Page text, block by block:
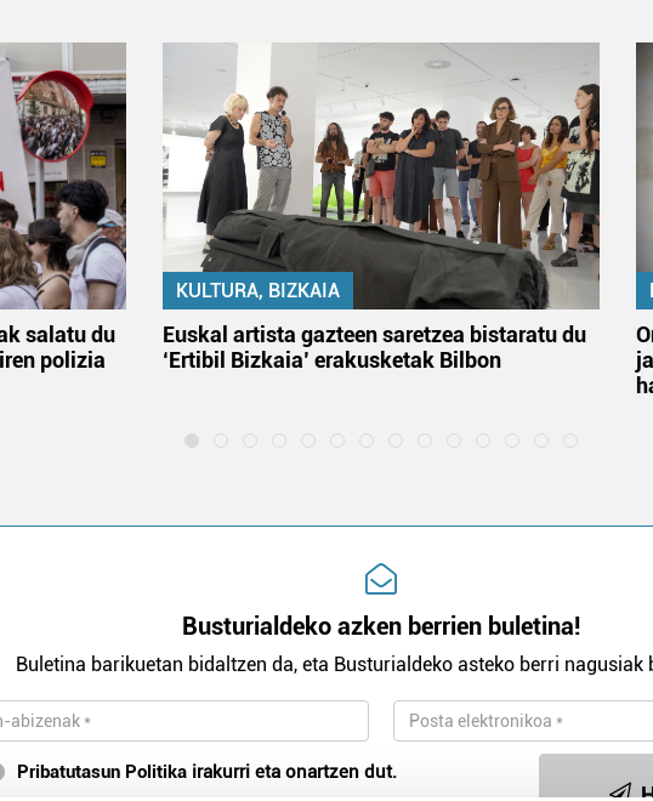
salatu du
polizia
KULTURA, BIZKAIA
Euskal artista gazteen saretzea bistaratu du
‘Ertibil Bizkaia’ erakusketak Bilbon
Busturialdeko azken berrien buletina!
Buletina barikuetan bidaltzen da, eta Busturialdeko asteko berri nagusiak
Pribatutasun Politika irakurri eta onartzen dut.